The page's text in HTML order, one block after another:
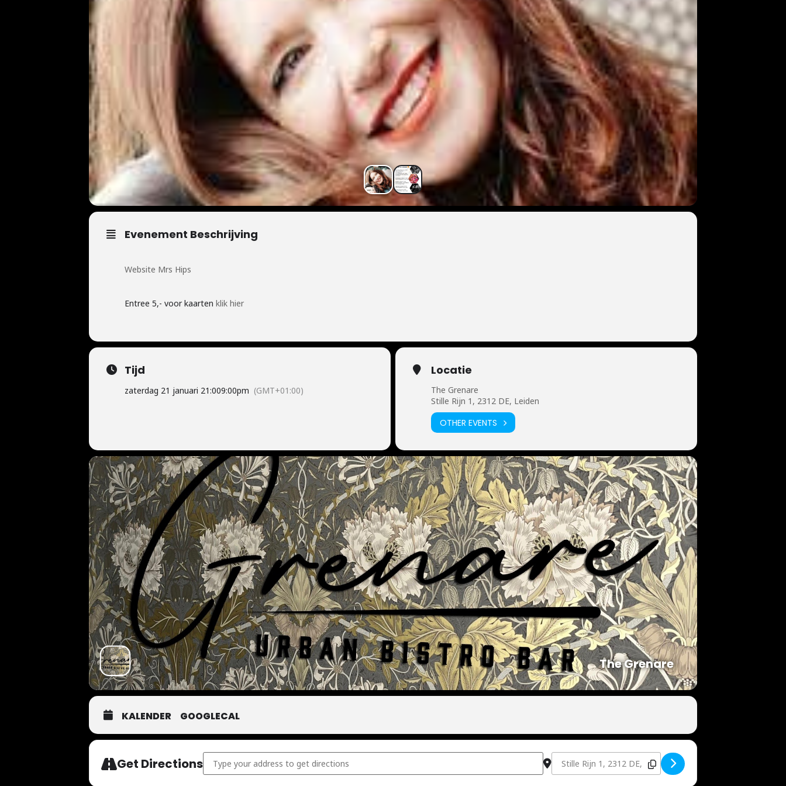
Evenement Beschrijving
Website Mrs Hips
Entree 5,- voor kaarten klik hier
Tijd
zaterdag 21 januari 21:009:00pm (GMT+01:00)
Locatie
The Grenare
Stille Rijn 1, 2312 DE, Leiden
OTHER EVENTS
The Grenare
KALENDER GOOGLECAL
Get DirectionsAddress - Leidse geluiden, Mrs Hips [dcZiNv207] Destination Address - Leidse geluiden, Mrs Hips [0DgdVZBUx]